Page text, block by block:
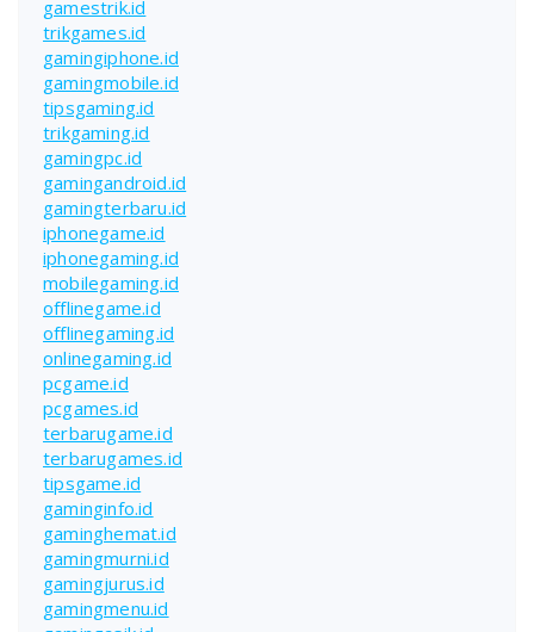
gamestrik.id
trikgames.id
gamingiphone.id
gamingmobile.id
tipsgaming.id
trikgaming.id
gamingpc.id
gamingandroid.id
gamingterbaru.id
iphonegame.id
iphonegaming.id
mobilegaming.id
offlinegame.id
offlinegaming.id
onlinegaming.id
pcgame.id
pcgames.id
terbarugame.id
terbarugames.id
tipsgame.id
gaminginfo.id
gaminghemat.id
gamingmurni.id
gamingjurus.id
gamingmenu.id